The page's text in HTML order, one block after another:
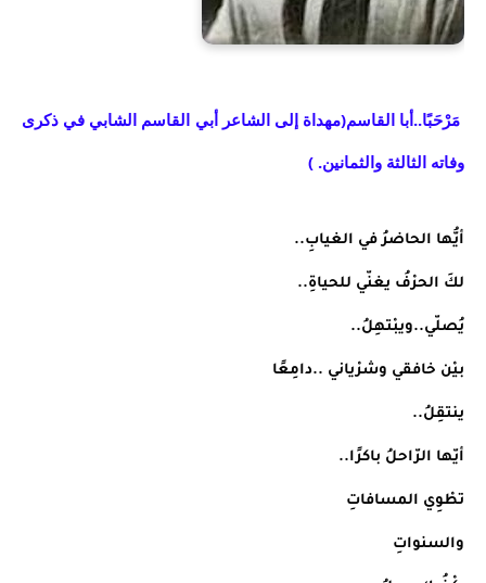
وفاته الثالثة والثمانين. )
أيُّها الحاضرُ في الغيابِ..
لكَ الحرْفُ يغنّي للحياةِ..
يُصلّي..ويبْتهِلُ..
بيْن خافقي وشرْياني ..دامِعًا
ينتقِلُ..
أيّها الرّاحلُ باكرًا..
تطْوِي المسافاتِ
والسنواتِ